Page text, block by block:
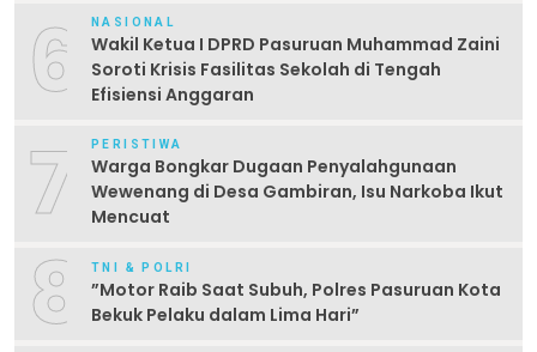
6 NASIONAL
Wakil Ketua I DPRD Pasuruan Muhammad Zaini
Soroti Krisis Fasilitas Sekolah di Tengah
Efisiensi Anggaran
7 PERISTIWA
Warga Bongkar Dugaan Penyalahgunaan
Wewenang di Desa Gambiran, Isu Narkoba Ikut
Mencuat
8 TNI & POLRI
‎”Motor Raib Saat Subuh, Polres Pasuruan Kota
Bekuk Pelaku dalam Lima Hari” ‎